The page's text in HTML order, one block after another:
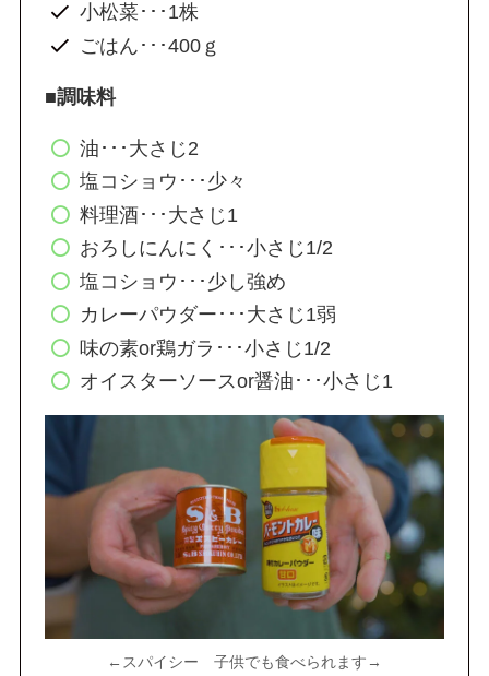
小松菜･･･1株
ごはん･･･400ｇ
■調味料
油･･･大さじ2
塩コショウ･･･少々
料理酒･･･大さじ1
おろしにんにく･･･小さじ1/2
塩コショウ･･･少し強め
カレーパウダー･･･大さじ1弱
味の素or鶏ガラ･･･小さじ1/2
オイスターソースor醤油･･･小さじ1
←スパイシー 子供でも食べられます→